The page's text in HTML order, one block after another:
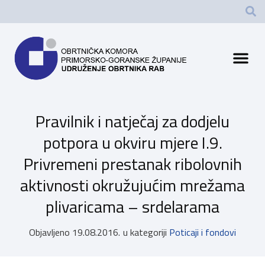
Pravilnik i natječaj za dodjelu
potpora u okviru mjere I.9.
Privremeni prestanak ribolovnih
aktivnosti okružujućim mrežama
plivaricama – srdelarama
Objavljeno 19.08.2016. u kategoriji Poticaji i fondovi